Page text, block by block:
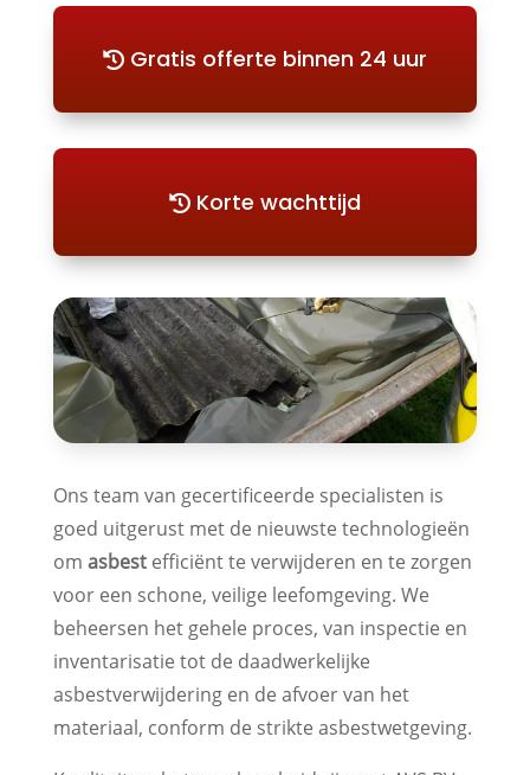
Gratis offerte binnen 24 uur
Korte wachttijd
Ons team van gecertificeerde specialisten is
goed uitgerust met de nieuwste technologieën
om asbestefficiënt te verwijderen en te zorgen
voor een schone, veilige leefomgeving. We
beheersen het gehele proces, van inspectie en
inventarisatie tot de daadwerkelijke
asbestverwijdering en de afvoer van het
materiaal, conform de strikte asbestwetgeving.